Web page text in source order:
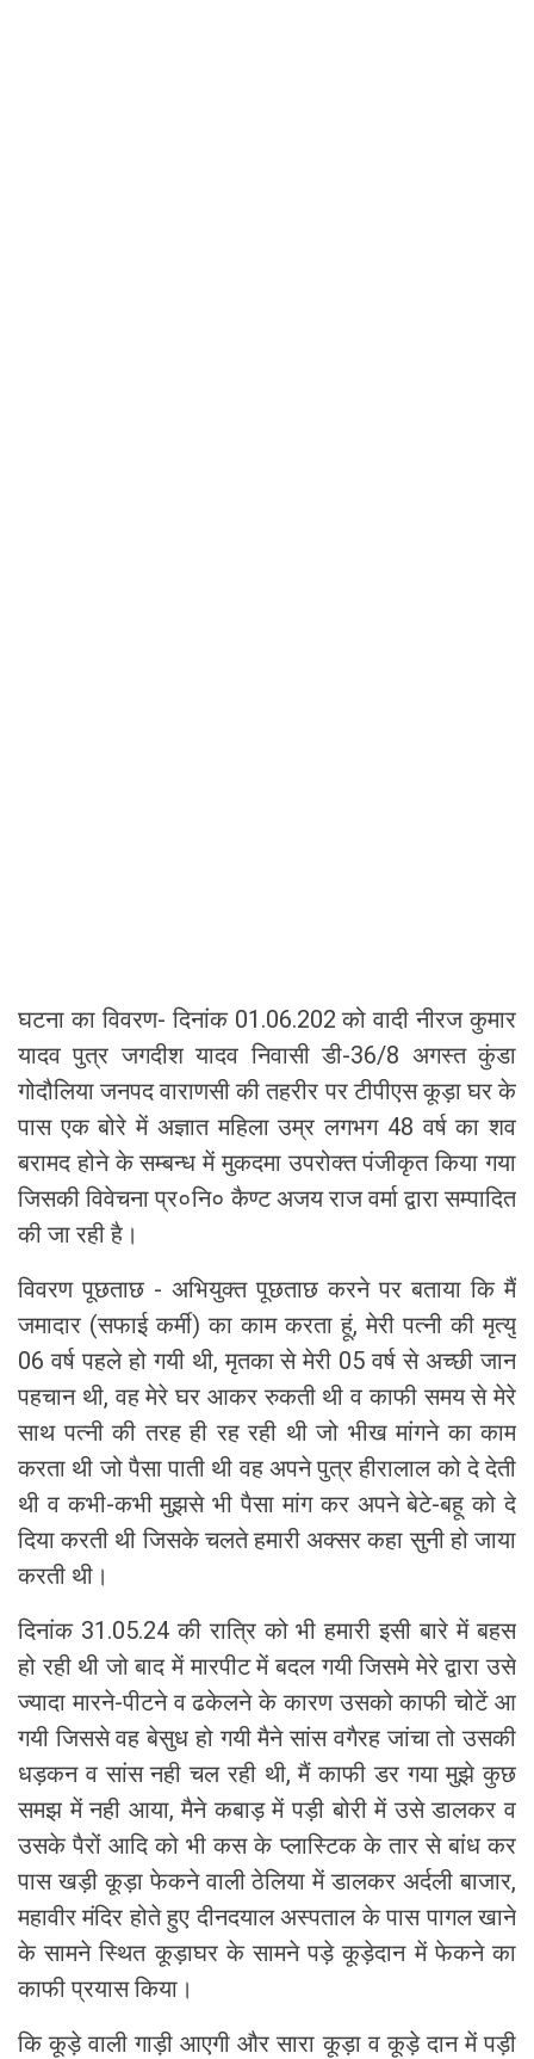
घटना का विवरण- दिनांक 01.06.202 को वादी नीरज कुमार
यादव पुत्र जगदीश यादव निवासी डी-36/8 अगस्त कुंडा
गोदौलिया जनपद वाराणसी की तहरीर पर टीपीएस कूड़ा घर के
पास एक बोरे में अज्ञात महिला उम्र लगभग 48 वर्ष का शव
बरामद होने के सम्बन्ध में मुकदमा उपरोक्त पंजीकृत किया गया
जिसकी विवेचना प्र०नि० कैण्ट अजय राज वर्मा द्वारा सम्पादित
की जा रही है।
विवरण पूछताछ - अभियुक्त पूछताछ करने पर बताया कि मैं
जमादार (सफाई कर्मी) का काम करता हूं, मेरी पत्नी की मृत्यु
06 वर्ष पहले हो गयी थी, मृतका से मेरी 05 वर्ष से अच्छी जान
पहचान थी, वह मेरे घर आकर रुकती थी व काफी समय से मेरे
साथ पत्नी की तरह ही रह रही थी जो भीख मांगने का काम
करता थी जो पैसा पाती थी वह अपने पुत्र हीरालाल को दे देती
थी व कभी-कभी मुझसे भी पैसा मांग कर अपने बेटे-बहू को दे
दिया करती थी जिसके चलते हमारी अक्सर कहा सुनी हो जाया
करती थी।
दिनांक 31.05.24 की रात्रि को भी हमारी इसी बारे में बहस
हो रही थी जो बाद में मारपीट में बदल गयी जिसमे मेरे द्वारा उसे
ज्यादा मारने-पीटने व ढकेलने के कारण उसको काफी चोटें आ
गयी जिससे वह बेसुध हो गयी मैने सांस वगैरह जांचा तो उसकी
धड़कन व सांस नही चल रही थी, मैं काफी डर गया मुझे कुछ
समझ में नही आया, मैने कबाड़ में पड़ी बोरी में उसे डालकर व
उसके पैरों आदि को भी कस के प्लास्टिक के तार से बांध कर
पास खड़ी कूड़ा फेकने वाली ठेलिया में डालकर अर्दली बाजार,
महावीर मंदिर होते हुए दीनदयाल अस्पताल के पास पागल खाने
के सामने स्थित कूड़ाघर के सामने पड़े कूड़ेदान में फेकने का
काफी प्रयास किया।
कि कूड़े वाली गाड़ी आएगी और सारा कूड़ा व कूड़े दान में पड़ी